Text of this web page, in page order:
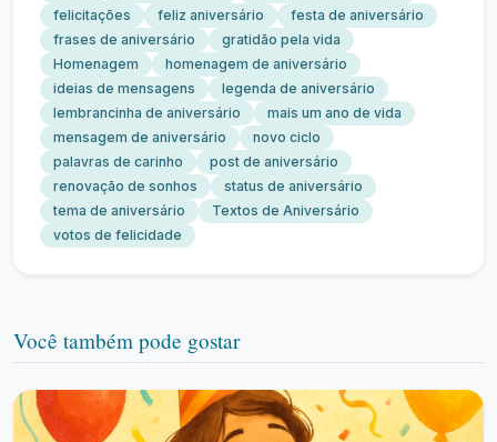
felicitações
feliz aniversário
festa de aniversário
frases de aniversário
gratidão pela vida
Homenagem
homenagem de aniversário
ideias de mensagens
legenda de aniversário
lembrancinha de aniversário
mais um ano de vida
mensagem de aniversário
novo ciclo
palavras de carinho
post de aniversário
renovação de sonhos
status de aniversário
tema de aniversário
Textos de Aniversário
votos de felicidade
Você também pode gostar